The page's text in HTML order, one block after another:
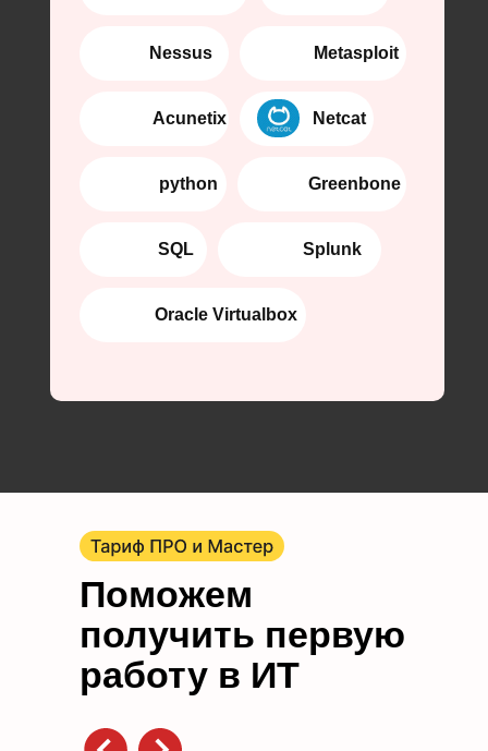
⠀⠀⠀⠀⠀Netcat
⠀⠀⠀⠀⠀Oracle Virtualbox
⠀⠀⠀⠀⠀ Acunetix
⠀⠀⠀⠀⠀Metasploit
⠀⠀⠀⠀⠀SQL
⠀⠀⠀⠀⠀ python
⠀⠀⠀⠀Nessus
⠀⠀⠀⠀⠀Greenbone
⠀⠀⠀⠀⠀Splunk
Поможем
получить первую
работу в ИТ